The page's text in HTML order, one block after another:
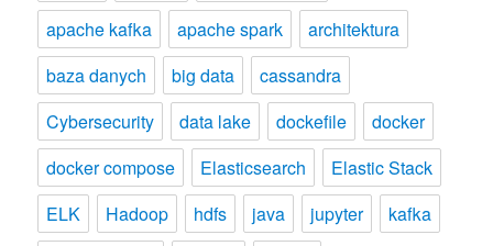
apache kafka
apache spark
architektura
baza danych
big data
cassandra
Cybersecurity
data lake dockefile
docker
docker compose
Elasticsearch
Elastic Stack
ELK
Hadoop hdfs java jupyter
kafka